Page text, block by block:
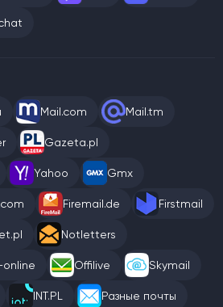
Mail.com Mail.tm
Gazeta.pl
Yahoo Gmx
Firemail.de Firstmail
Notletters
online Offilive Skymail
INT.PL Разные почты